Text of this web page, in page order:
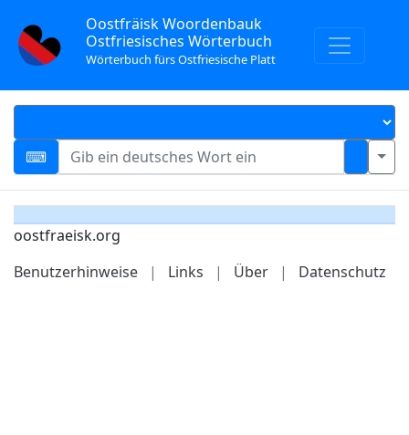
Oostfräisk Woordenbauk
Ostfriesisches Wörterbuch
Wörterbuch fürs Ostfriesische Platt
oostfraeisk.org
Benutzerhinweise
| Links | Über | Datenschutz